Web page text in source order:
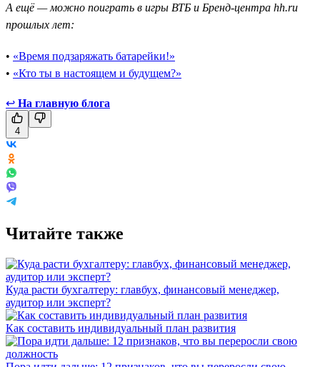
А ещё — можно поиграть в игры ВТБ и Бренд-центра hh.ru
прошлых лет:
• «Время подзаряжать батарейки!»
• «Кто ты в настоящем и будущем?»
↩ На главную блога
4
Читайте также
Куда расти бухгалтеру: главбух, финансовый менеджер,
аудитор или эксперт?
Как составить индивидуальный план развития